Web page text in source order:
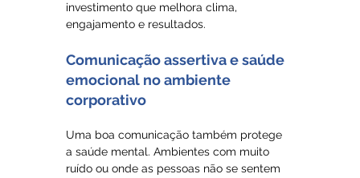
investimento que melhora clima,
engajamento e resultados.
Comunicação assertiva e saúde
emocional no ambiente
corporativo
Uma boa comunicação também protege
a saúde mental. Ambientes com muito
ruído ou onde as pessoas não se sentem